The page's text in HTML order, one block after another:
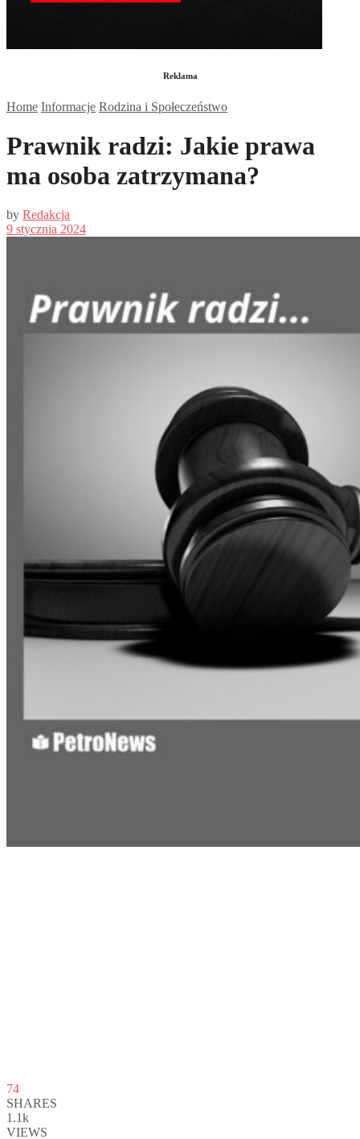
Reklama
Home Informacje Rodzina i Społeczeństwo
Prawnik radzi: Jakie prawa
ma osoba zatrzymana?
by Redakcja
9 stycznia 2024
74
SHARES
1.1k
VIEWS